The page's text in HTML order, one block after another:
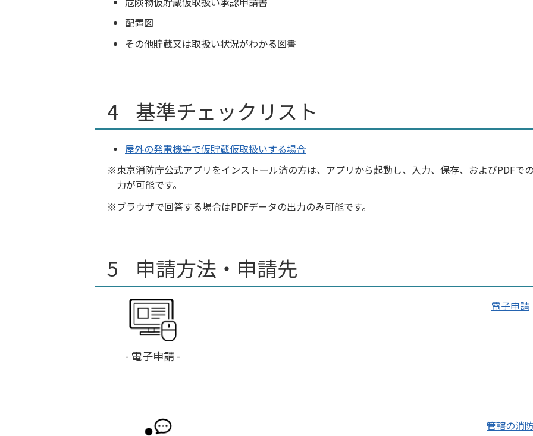
配置図
その他貯蔵又は取扱い状況がわかる図書
基準チェックリスト
屋外の発電機等で仮貯蔵仮取扱いする場合
東京消防庁公式アプリをインストール済の方は、アプリから起動し、入力、保存、およびPDFで
力が可能です。
ブラウザで回答する場合はPDFデータの出力のみ可能です。
申請方法・申請先
- 電子申請 -
電子申請
管轄の消